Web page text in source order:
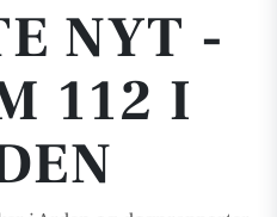
NYT -
112 I